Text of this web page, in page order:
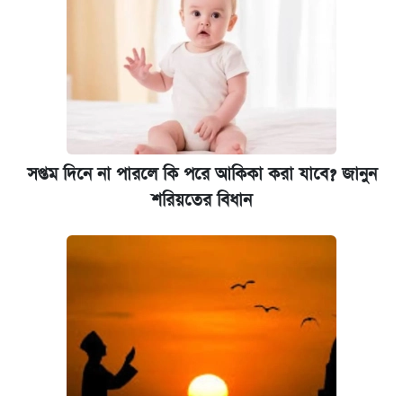
সপ্তম দিনে না পারলে কি পরে আকিকা করা যাবে? জানুন
শরিয়তের বিধান